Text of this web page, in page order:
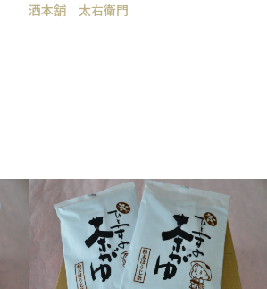
酒本舗 太右衛門